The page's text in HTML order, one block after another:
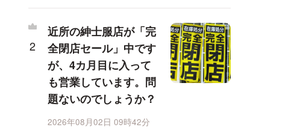
近所の紳士服店が「完
全閉店セール」中です
が、4カ月目に入って
も営業しています。問
題ないのでしょうか？
2026年08月02日 09時42分